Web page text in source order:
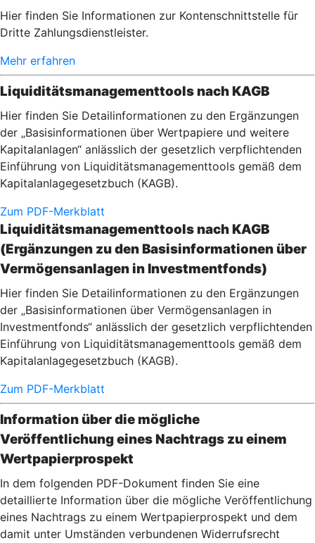
Hier finden Sie Informationen zur Kontenschnittstelle für
Dritte Zahlungsdienstleister.
Mehr erfahren
Liquiditätsmanagementtools nach KAGB
Hier finden Sie Detailinformationen zu den Ergänzungen
der „Basisinformationen über Wertpapiere und weitere
Kapitalanlagen“ anlässlich der gesetzlich verpflichtenden
Einführung von Liquiditätsmanagementtools gemäß dem
Kapitalanlagegesetzbuch (KAGB).
Zum PDF-Merkblatt
Liquiditätsmanagementtools nach KAGB
(Ergänzungen zu den Basisinformationen über
Vermögensanlagen in Investmentfonds)
Hier finden Sie Detailinformationen zu den Ergänzungen
der „Basisinformationen über Vermögensanlagen in
Investmentfonds“ anlässlich der gesetzlich verpflichtenden
Einführung von Liquiditätsmanagementtools gemäß dem
Kapitalanlagegesetzbuch (KAGB).
Zum PDF-Merkblatt
Information über die mögliche
Veröffentlichung eines Nachtrags zu einem
Wertpapierprospekt
In dem folgenden PDF-Dokument finden Sie eine
detaillierte Information über die mögliche Veröffentlichung
eines Nachtrags zu einem Wertpapierprospekt und dem
damit unter Umständen verbundenen Widerrufsrecht